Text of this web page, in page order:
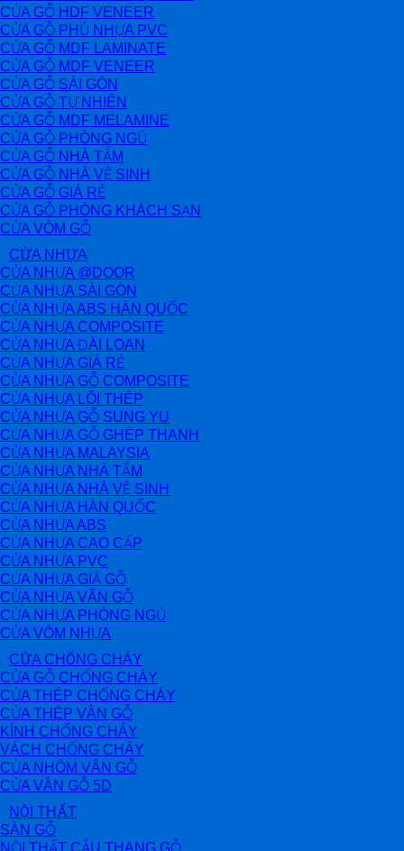
CỬA GỖ HDF VENEER
CỬA GỖ PHỦ NHỰA PVC
CỬA GỖ MDF LAMINATE
CỬA GỖ MDF VENEER
CỬA GỖ SÀI GÒN
CỬA GỖ TỰ NHIÊN
CỬA GỖ MDF MELAMINE
CỬA GỖ PHÒNG NGỦ
CỬA GỖ NHÀ TẮM
CỬA GỖ NHÀ VỆ SINH
CỬA GỖ GIÁ RẺ
CỬA GỖ PHÒNG KHÁCH SẠN
CỬA VÒM GỖ
CỬA NHỰA
CỬA NHỰA @DOOR
CỬA NHỰA SÀI GÒN
CỬA NHỰA ABS HÀN QUỐC
CỬA NHỰA COMPOSITE
CỬA NHỰA ĐÀI LOAN
CỬA NHỰA GIÁ RẺ
CỬA NHỰA GỖ COMPOSITE
CỬA NHỰA LÕI THÉP
CỬA NHỰA GỖ SUNG YU
CỬA NHỰA GỖ GHÉP THANH
CỬA NHỰA MALAYSIA
CỬA NHỰA NHÀ TẮM
CỬA NHỰA NHÀ VỆ SINH
CỬA NHỰA HÀN QUỐC
CỬA NHỰA ABS
CỬA NHỰA CAO CẤP
CỬA NHỰA PVC
CỬA NHỰA GIẢ GỖ
CỬA NHỰA VÂN GỖ
CỬA NHỰA PHÒNG NGỦ
CỬA VÒM NHỰA
CỬA CHỐNG CHÁY
CỬA GỖ CHỐNG CHÁY
CỬA THÉP CHỐNG CHÁY
CỬA THÉP VÂN GỖ
KÍNH CHỐNG CHÁY
VÁCH CHỐNG CHÁY
CỬA NHÔM VÂN GỖ
CỬA VÂN GỖ 5D
NỘI THẤT
SÀN GỖ
NỘI THẤT CẦU THANG GỖ